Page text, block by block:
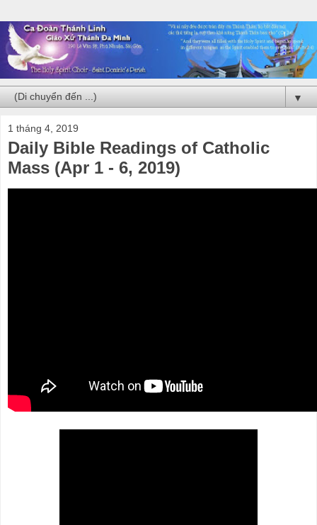
▼
1 tháng 4, 2019
Daily Bible Readings of Catholic
Mass (Apr 1 - 6, 2019)